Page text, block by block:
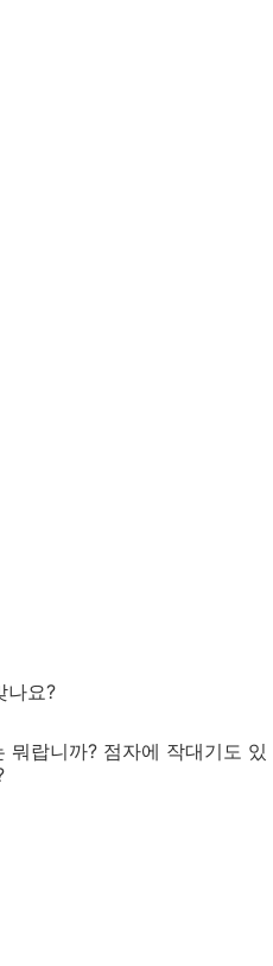
나요?
랍니까? 점자에 작대기도 있